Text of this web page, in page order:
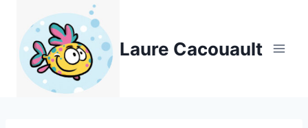
contenu
Laure Cacouault